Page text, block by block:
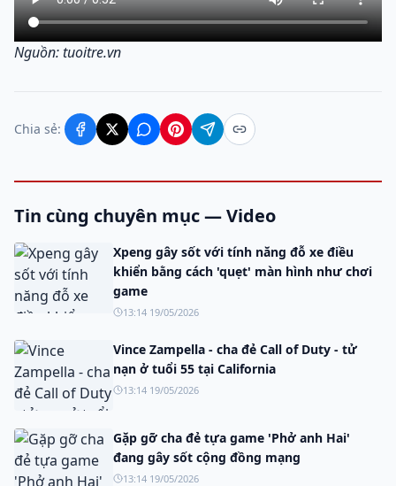
Nguồn: tuoitre.vn
Chia sẻ:
Tin cùng chuyên mục — Video
Xpeng gây sốt với tính năng đỗ xe điều
khiển bằng cách 'quẹt' màn hình như chơi
game
13:14 19/05/2026
Vince Zampella - cha đẻ Call of Duty - tử
nạn ở tuổi 55 tại California
13:14 19/05/2026
Gặp gỡ cha đẻ tựa game 'Phở anh Hai'
đang gây sốt cộng đồng mạng
13:14 19/05/2026